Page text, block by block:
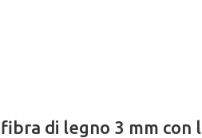
di legno 3 mm con